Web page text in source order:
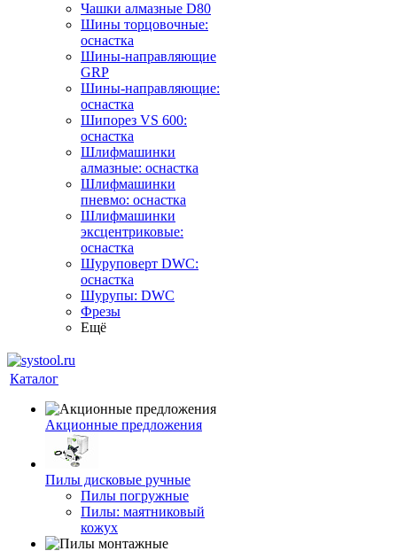
Чашки алмазные D80
Шины торцовочные:
оснастка
Шины-направляющие
GRP
Шины-направляющие:
оснастка
Шипорез VS 600:
оснастка
Шлифмашинки
алмазные: оснастка
Шлифмашинки
пневмо: оснастка
Шлифмашинки
эксцентриковые:
оснастка
Шуруповерт DWC:
оснастка
Шурупы: DWC
Фрезы
Ещё
Каталог
Акционные предложения
Пилы дисковые ручные
Пилы погружные
Пилы: маятниковый
кожух